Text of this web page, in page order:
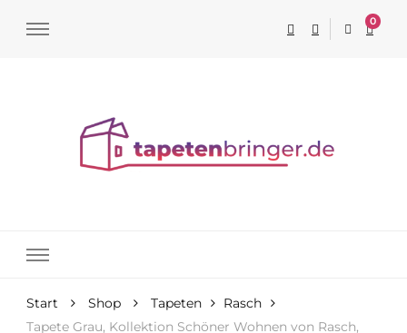
0
Start Shop Tapeten
Rasch
Tapete Grau, Kollektion Schöner Wohnen von Rasch,